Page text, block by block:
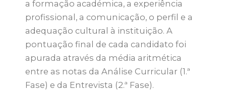
a formação académica, a experiência
profissional, a comunicação, o perfil e a
adequação cultural à instituição. A
pontuação final de cada candidato foi
apurada através da média aritmética
entre as notas da Análise Curricular (1.ª
Fase) e da Entrevista (2.ª Fase).